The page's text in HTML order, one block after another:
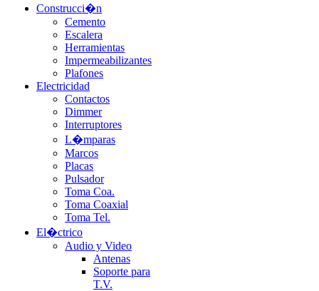
Construcci�n
Cemento
Escalera
Herramientas
Impermeabilizantes
Plafones
Electricidad
Contactos
Dimmer
Interruptores
L�mparas
Marcos
Placas
Pulsador
Toma Coa.
Toma Coaxial
Toma Tel.
El�ctrico
Audio y Video
Antenas
Soporte para
T.V.